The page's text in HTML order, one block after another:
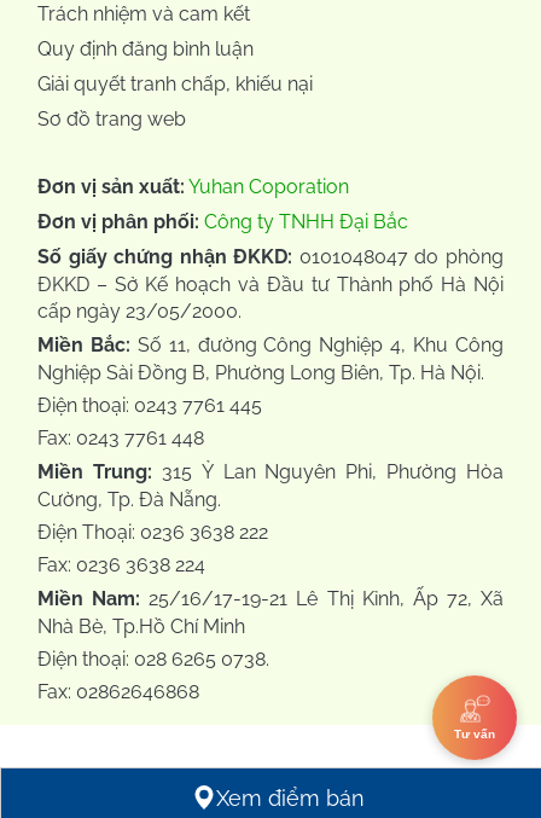
Trách nhiệm và cam kết
Quy định đăng bình luận
Giải quyết tranh chấp, khiếu nại
Sơ đồ trang web
Đơn vị sản xuất: Yuhan Coporation
Đơn vị phân phối: Công ty TNHH Đại Bắc
Số giấy chứng nhận ĐKKD: 0101048047 do phòng
ĐKKD – Sở Kế hoạch và Đầu tư Thành phố Hà Nội
cấp ngày 23/05/2000.
Miền Bắc: Số 11, đường Công Nghiệp 4, Khu Công
Nghiệp Sài Đồng B, Phường Long Biên, Tp. Hà Nội.
Điện thoại: 0243 7761 445
Fax: 0243 7761 448
Miền Trung: 315 Ỷ Lan Nguyên Phi, Phường Hòa
Cường, Tp. Đà Nẵng.
Điện Thoại: 0236 3638 222
Fax: 0236 3638 224
Miền Nam: 25/16/17-19-21 Lê Thị Kỉnh, Ấp 72, Xã
Nhà Bè, Tp.Hồ Chí Minh
Điện thoại: 028 6265 0738.
Fax: 02862646868
Tư vấn
Xem điểm bán